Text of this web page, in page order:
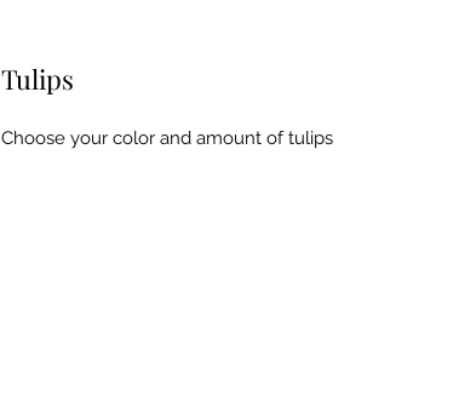
Tulips
Choose your color and amount of tulips